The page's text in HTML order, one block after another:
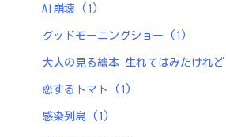
AI崩壊 (1)
グッドモーニングショー (1)
大人の見る繪本 生れてはみたけれど
恋するトマト (1)
感染列島 (1)